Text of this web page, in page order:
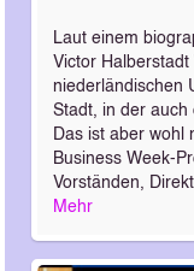
Laut einem
Victor
niederländischen
Stadt, in der
Das ist aber wohl
Business Week-
Vorständen,
Mehr